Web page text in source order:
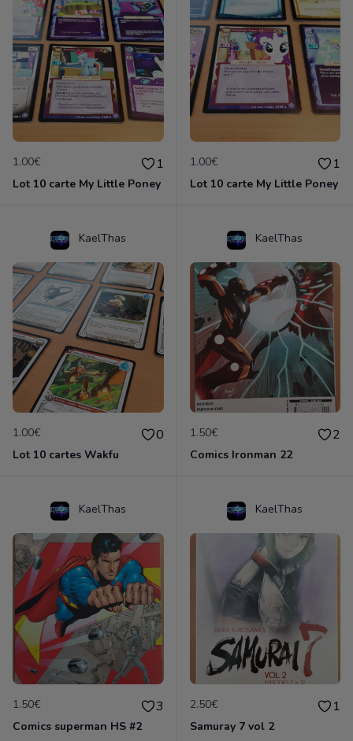
1.00€ 1
Lot 10 carte My Little Poney
1.00€ 1
Lot 10 carte My Little Poney
KaelThas
1.00€ 0
Lot 10 cartes Wakfu
KaelThas
1.50€ 2
Comics Ironman 22
KaelThas
1.50€ 3
Comics superman HS #2
KaelThas
2.50€ 1
Samuray 7 vol 2